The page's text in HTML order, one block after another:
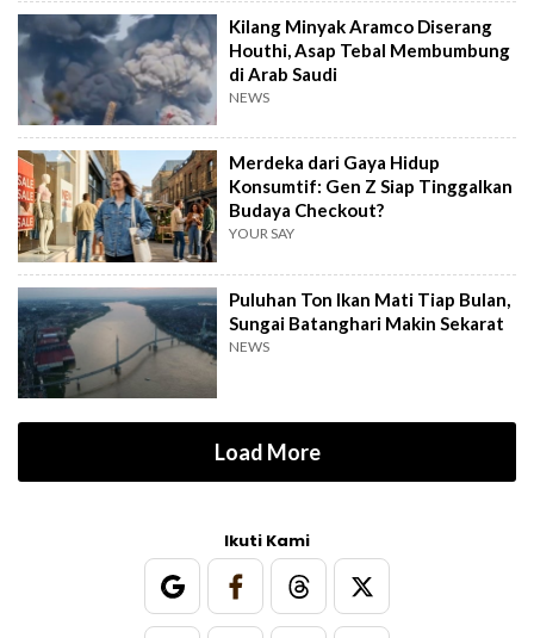
Kilang Minyak Aramco Diserang
Houthi, Asap Tebal Membumbung
di Arab Saudi
NEWS
Merdeka dari Gaya Hidup
Konsumtif: Gen Z Siap Tinggalkan
Budaya Checkout?
YOUR SAY
Puluhan Ton Ikan Mati Tiap Bulan,
Sungai Batanghari Makin Sekarat
NEWS
Load More
Ikuti Kami